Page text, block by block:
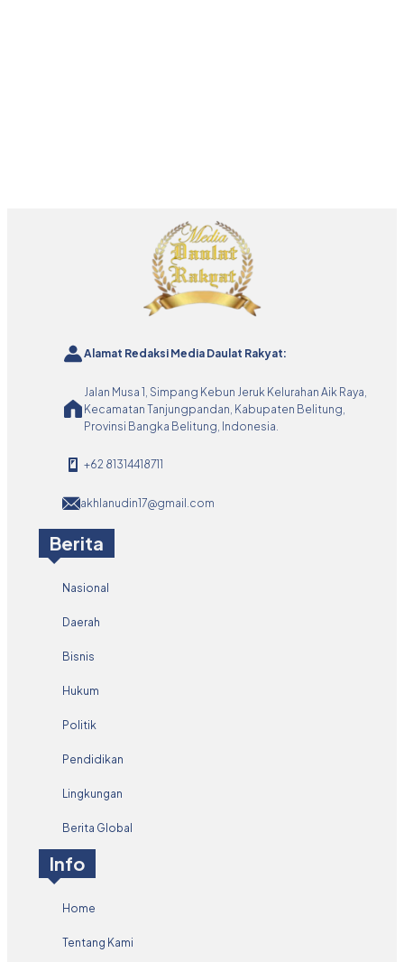
Alamat Redaksi Media Daulat Rakyat:
Jalan Musa 1, Simpang Kebun Jeruk Kelurahan Aik Raya,
Kecamatan Tanjungpandan, Kabupaten Belitung,
Provinsi Bangka Belitung, Indonesia.
+62 81314418711
akhlanudin17@gmail.com
Berita
Nasional
Daerah
Bisnis
Hukum
Politik
Pendidikan
Lingkungan
Berita Global
Info
Home
Tentang Kami